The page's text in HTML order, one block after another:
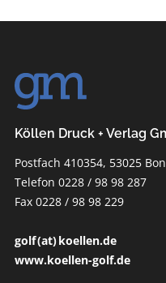
Köllen Druck + Verlag
Postfach 410354, 53025
Telefon 0228 / 98 98 287
Fax 0228 / 98 98 229
golf (at) koellen.de
www.koellen-golf.de